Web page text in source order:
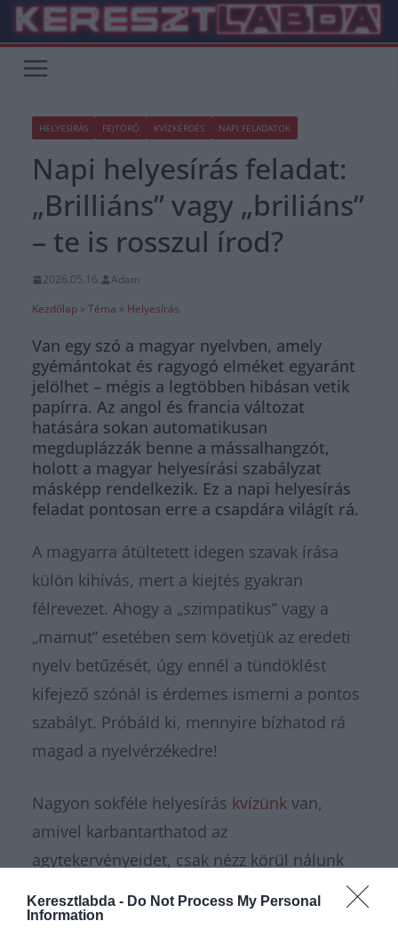
Keresztlabda - Do Not Process My Personal
Information
Skip
content
HELYESÍRÁS FEJTÖRŐ KVÍZKÉRDÉS NAPI FELADATOK
Napi helyesírás feladat:
„Brilliáns” vagy „briliáns”
– te is rosszul írod?
2026.05.16.
Adam
Kezdőlap » Téma » Helyesírás
Van egy szó a magyar nyelvben, amely
gyémántokat és ragyogó elméket egyaránt
jelölhet – mégis a legtöbben hibásan vetik
papírra. Az angol és francia változat
hatására sokan automatikusan
megduplázzák benne a mássalhangzót,
holott a magyar helyesírási szabályzat
másképp rendelkezik. Ez a napi helyesírás
feladat pontosan erre a csapdára világít rá.
A magyarra átültetett idegen szavak írása
külön kihívás, mert a kiejtés gyakran
félrevezet. Ahogy a „szimpatikus” vagy a
„mamut” esetében sem követjük az eredeti
nyelv betűzését, úgy ennél a tündöklést
kifejező szónál is érdemes ismerni a pontos
szabályt. Próbáld ki, mennyire bízhatod rá
magad a nyelvérzékedre!
Nagyon sokféle helyesírás kvízünk van,
amivel karbantarthatod az
agytekervényeidet, csak nézz körül nálunk
további érdekes napi játékokat találhatsz.